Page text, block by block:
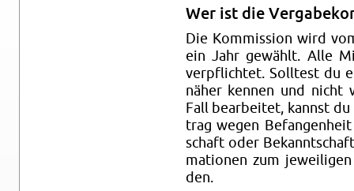
Wer ist die
Die Kom­mis­si­on wird
ein Jahr ge­wählt. Alle
ver­pflich­tet. Soll­test du
näher ken­nen und nicht
Fall be­ar­bei­tet, kannst
trag wegen
schaft oder
ma­tio­nen zum
den.